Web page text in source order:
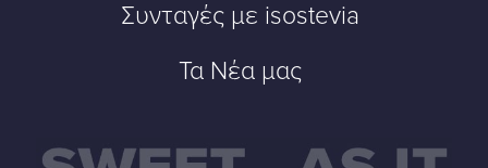
Συνταγές με isostevia
Τα Νέα μας